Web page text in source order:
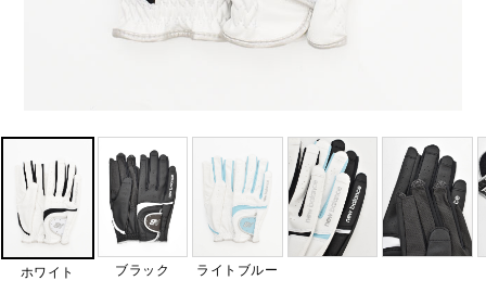
ホワイト ブラック ライトブルー